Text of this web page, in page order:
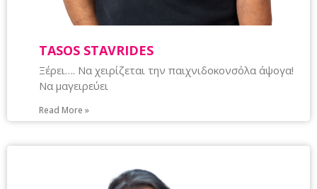
TASOS STAVRIDES
Ξέρει…. Να χειρίζεται την παιχνιδοκονσόλα άψογα!
Να μαγειρεύει
Read More »